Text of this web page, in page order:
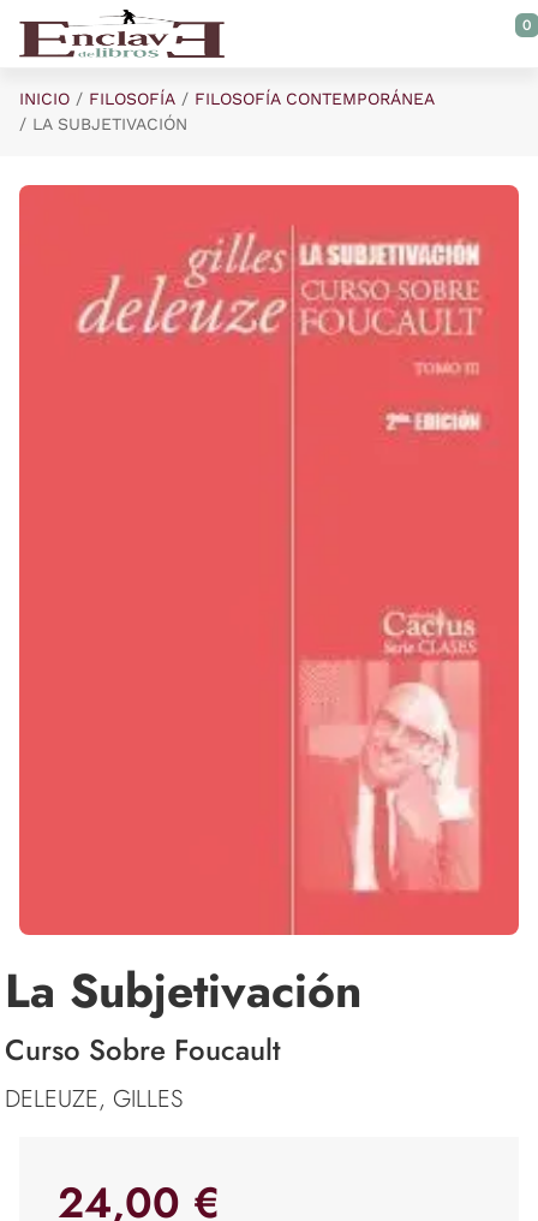
Saltar al contenido principal
0
INICIO FILOSOFÍA
FILOSOFÍA CONTEMPORÁNEA
LA SUBJETIVACIÓN
La Subjetivación
Curso Sobre Foucault
DELEUZE, GILLES
24,00 €